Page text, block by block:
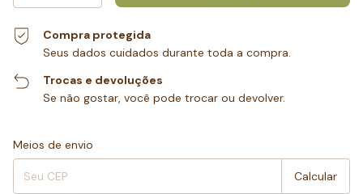
Compra protegida
Seus dados cuidados durante toda a compra.
Trocas e devoluções
Se não gostar, você pode trocar ou devolver.
Entregas para o CEP:
Meios de envio
Calcular